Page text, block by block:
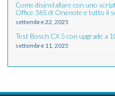
Come disinstallare con uno
Office 365 di Onenote e tutto il
settembre 22, 2025
Test Bosch CX 5 con upgrade a
settembre 11, 2025